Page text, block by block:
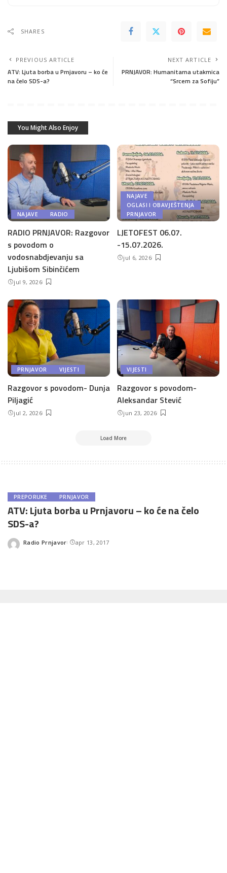
SHARES
PREVIOUS ARTICLE
ATV: Ljuta borba u Prnjavoru – ko će
na čelo SDS-a?
NEXT ARTICLE
PRNJAVOR: Humanitarna utakmica
“Srcem za Sofiju”
You Might Also Enjoy
NAJAVE RADIO
RADIO PRNJAVOR: Razgovor
s povodom o
vodosnabdjevanju sa
Ljubišom Sibinčićem
jul 9, 2026
NAJAVE
OGLASI I OBAVJEŠTENJA
PRNJAVOR
LJETOFEST 06.07.
-15.07.2026.
jul 6, 2026
PRNJAVOR VIJESTI
Razgovor s povodom- Dunja
Piljagić
jul 2, 2026
VIJESTI
Razgovor s povodom-
Aleksandar Stević
jun 23, 2026
Load More
PREPORUKE PRNJAVOR
ATV: Ljuta borba u Prnjavoru – ko će na čelo
SDS-a?
Posted
Radio Prnjavor apr 13, 2017